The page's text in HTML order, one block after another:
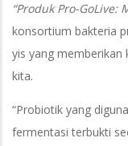
“Produk Pro-GoLive:
konsortium bakteria
yis yang memberikan
kita.
“Probiotik yang
fermentasi terbukti